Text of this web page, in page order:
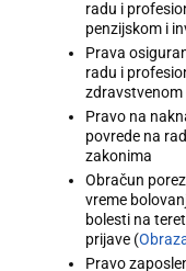
radu i
penzijskom i
Prava
radu i
zdravstvenom
Pravo na
povrede na
zakonima
Obračun
vreme
bolesti na
prijave (
Pravo